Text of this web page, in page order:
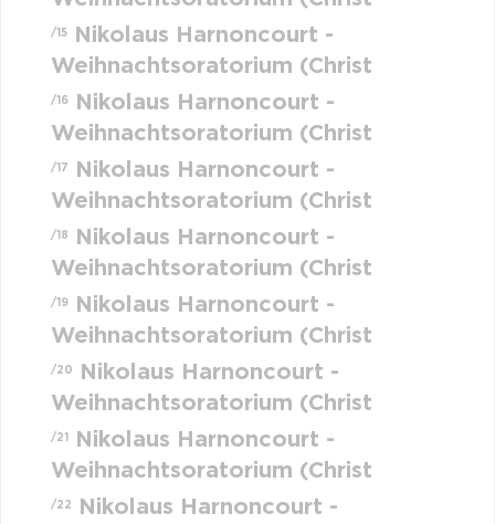
/15
Nikolaus Harnoncourt -
Weihnachtsoratorium (Christ
/16
Nikolaus Harnoncourt -
Weihnachtsoratorium (Christ
/17
Nikolaus Harnoncourt -
Weihnachtsoratorium (Christ
/18
Nikolaus Harnoncourt -
Weihnachtsoratorium (Christ
/19
Nikolaus Harnoncourt -
Weihnachtsoratorium (Christ
/20
Nikolaus Harnoncourt -
Weihnachtsoratorium (Christ
/21
Nikolaus Harnoncourt -
Weihnachtsoratorium (Christ
/22
Nikolaus Harnoncourt -